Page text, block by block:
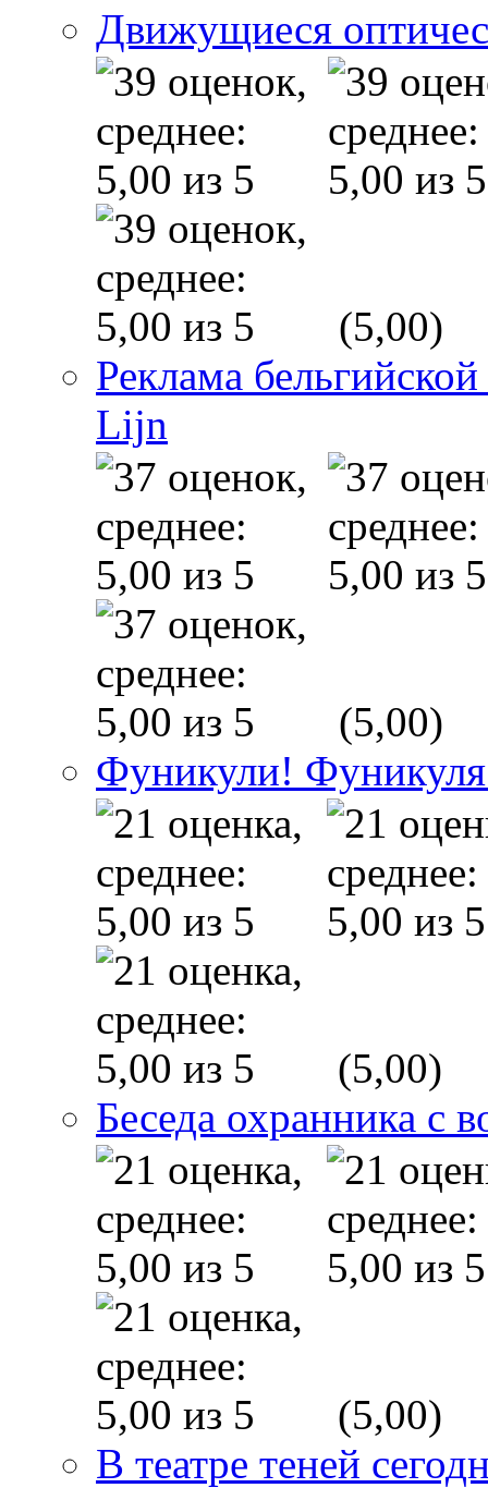
Движущиеся
(5,00)
Реклама
Lijn
(5,00)
Фуникули!
(5,00)
Беседа охранника с
(5,00)
В театре теней